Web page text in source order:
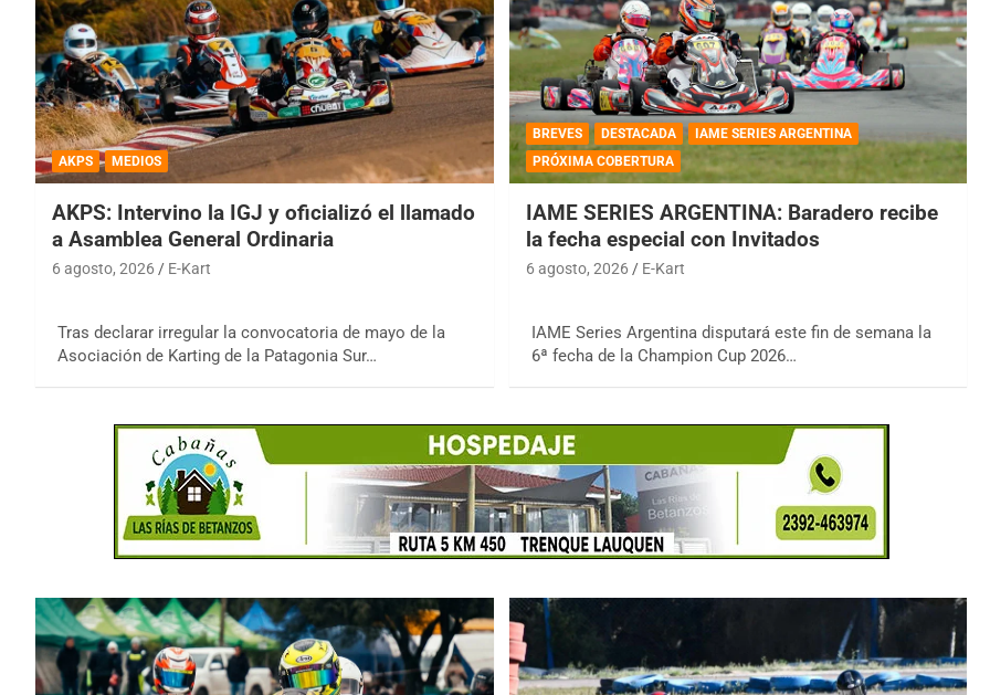
AKPS MEDIOS
AKPS: Intervino la IGJ y oficializó el llamado
a Asamblea General Ordinaria
6 agosto, 2026 E-Kart
Tras declarar irregular la convocatoria de mayo de la
Asociación de Karting de la Patagonia Sur…
BREVES DESTACADA
IAME SERIES ARGENTINA
PRÓXIMA COBERTURA
IAME SERIES ARGENTINA: Baradero recibe
la fecha especial con Invitados
6 agosto, 2026 E-Kart
IAME Series Argentina disputará este fin de semana la
6ª fecha de la Champion Cup 2026…